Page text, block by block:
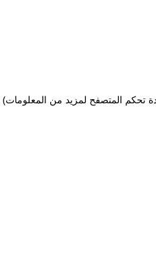
تحكم المتصفح لمزيد من المعلومات)